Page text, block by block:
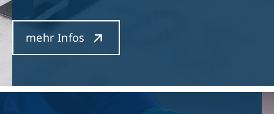
mehr Infos